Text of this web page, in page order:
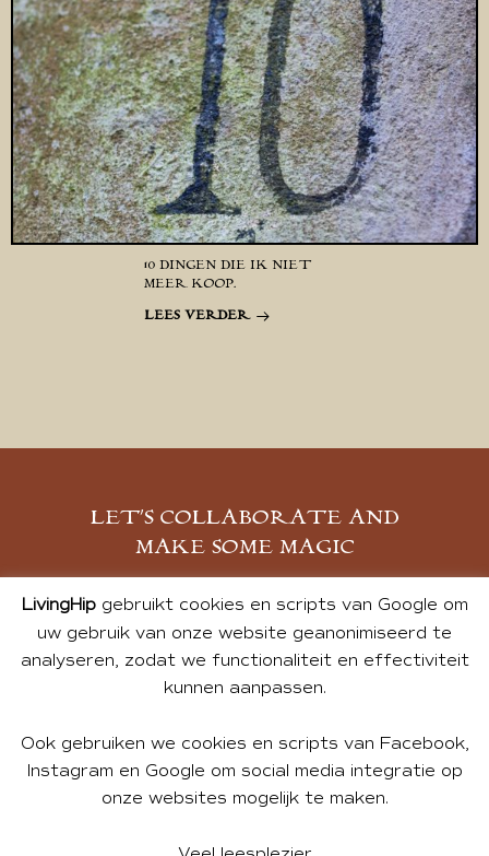
10 DINGEN DIE IK NIET
MEER KOOP.
LEES VERDER
LET’S COLLABORATE AND
MAKE SOME MAGIC
MELD JE AAN
LivingHipgebruikt cookies en scripts van Google om
uw gebruik van onze website geanonimiseerd te
analyseren, zodat we functionaliteit en effectiviteit
kunnen aanpassen.
Ook gebruiken we cookies en scripts van Facebook,
Instagram en Google om social media integratie op
onze websites mogelijk te maken.